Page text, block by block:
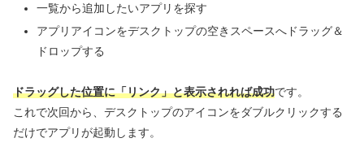
一覧から追加したいアプリを探す
アプリアイコンをデスクトップの空きスペースへドラッグ＆
ドロップする
ドラッグした位置に「リンク」と表示されれば成功です。
これで次回から、デスクトップのアイコンをダブルクリックする
だけでアプリが起動します。